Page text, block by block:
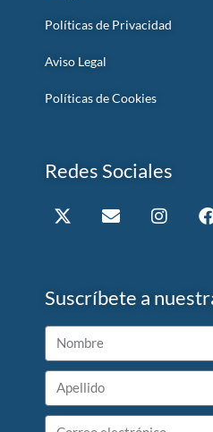
Políticas de Privacidad
Aviso Legal
Políticas de Cookies
Redes Sociales
Suscríbete a